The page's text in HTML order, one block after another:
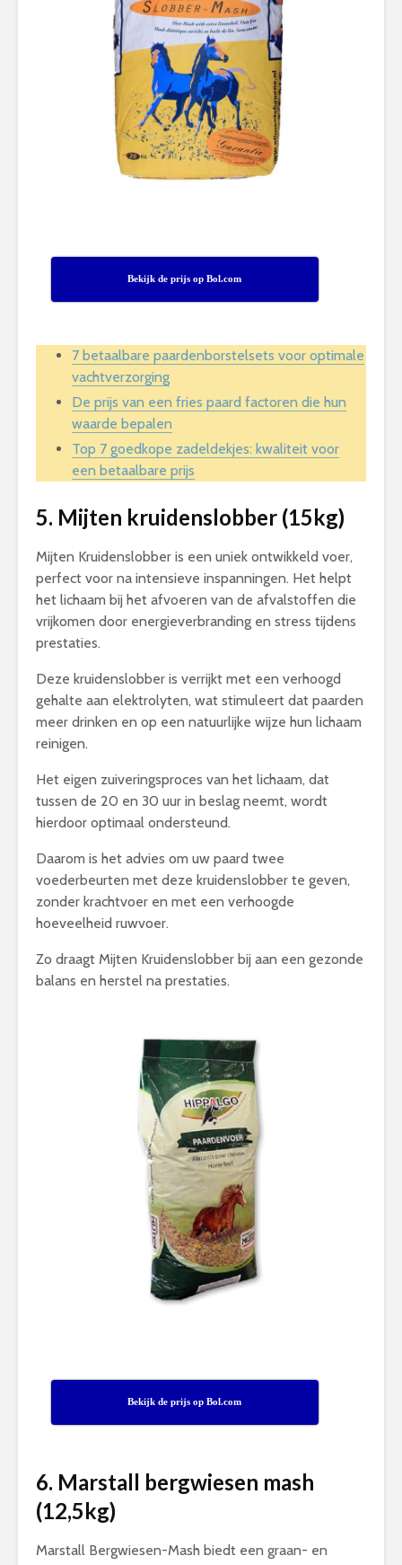
Bekijk de prijs op Bol.com
7 betaalbare paardenborstelsets voor optimale
vachtverzorging
De prijs van een fries paard factoren die hun
waarde bepalen
Top 7 goedkope zadeldekjes: kwaliteit voor
een betaalbare prijs
5. Mijten kruidenslobber (15kg)
Mijten Kruidenslobber is een uniek ontwikkeld voer,
perfect voor na intensieve inspanningen. Het helpt
het lichaam bij het afvoeren van de afvalstoffen die
vrijkomen door energieverbranding en stress tijdens
prestaties.
Deze kruidenslobber is verrijkt met een verhoogd
gehalte aan elektrolyten, wat stimuleert dat paarden
meer drinken en op een natuurlijke wijze hun lichaam
reinigen.
Het eigen zuiveringsproces van het lichaam, dat
tussen de 20 en 30 uur in beslag neemt, wordt
hierdoor optimaal ondersteund.
Daarom is het advies om uw paard twee
voederbeurten met deze kruidenslobber te geven,
zonder krachtvoer en met een verhoogde
hoeveelheid ruwvoer.
Zo draagt Mijten Kruidenslobber bij aan een gezonde
balans en herstel na prestaties.
Bekijk de prijs op Bol.com
6. Marstall bergwiesen mash
(12,5kg)
Marstall Bergwiesen-Mash biedt een graan- en